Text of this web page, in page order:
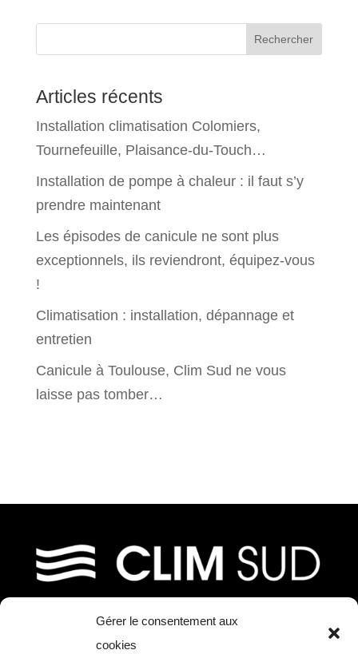
Gérer le consentement aux
cookies
Rechercher
Articles récents
Installation climatisation Colomiers,
Tournefeuille, Plaisance-du-Touch…
Installation de pompe à chaleur : il faut s’y
prendre maintenant
Les épisodes de canicule ne sont plus
exceptionnels, ils reviendront, équipez-vous
!
Climatisation : installation, dépannage et
entretien
Canicule à Toulouse, Clim Sud ne vous
laisse pas tomber…
39, chemin de Fournolis